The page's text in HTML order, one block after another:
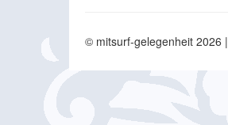
© mitsurf-gelegenheit 2026 |